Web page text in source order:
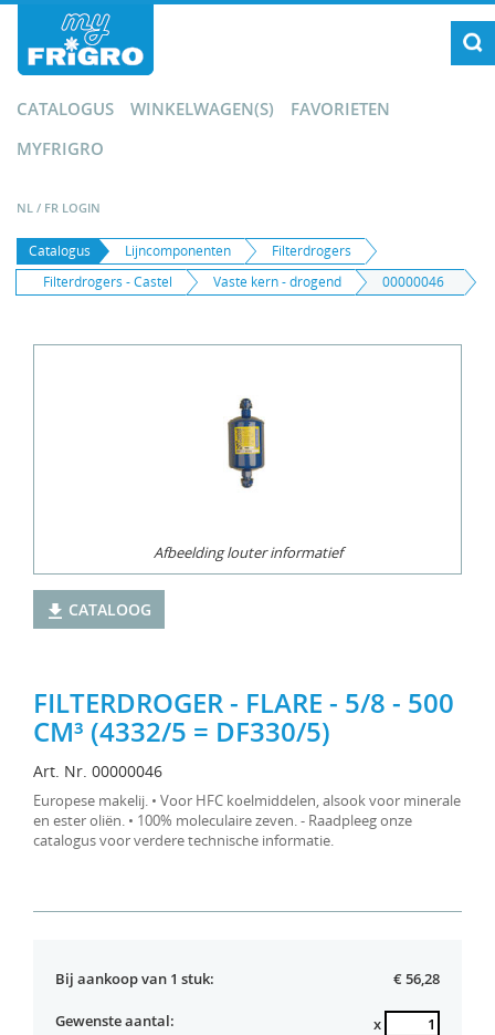
CATALOGUS WINKELWAGEN(S)
FAVORIETEN
MYFRIGRO
NL / FR LOGIN
Catalogus Lijncomponenten
Filterdrogers
Filterdrogers - Castel
Vaste kern - drogend 00000046
Afbeelding louter informatief
CATALOOG
FILTERDROGER - FLARE - 5/8 - 500
CM³ (4332/5 = DF330/5)
Art. Nr. 00000046
Europese makelij. • Voor HFC koelmiddelen, alsook voor minerale
en ester oliën. • 100% moleculaire zeven. - Raadpleeg onze
catalogus voor verdere technische informatie.
Bij aankoop van 1 stuk: € 56,28
Gewenste aantal:
x